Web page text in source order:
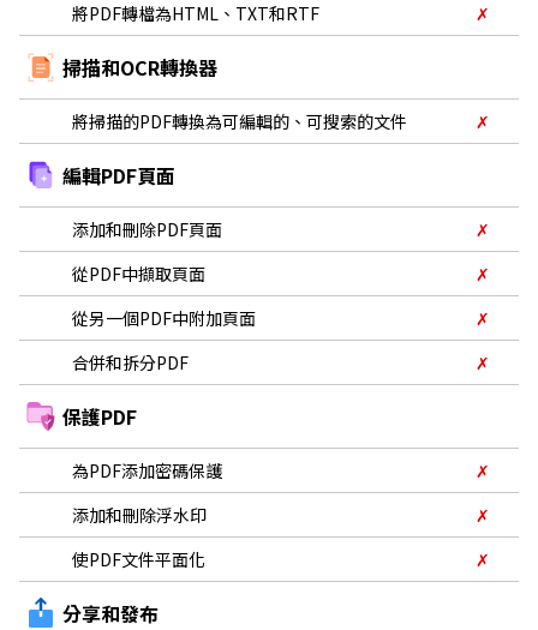
將PDF轉檔為HTML、TXT和RTF ✗
掃描和OCR轉換器
將掃描的PDF轉換為可編輯的、可搜索的文件 ✗
編輯PDF頁面
添加和刪除PDF頁面
✗
從PDF中擷取頁面
✗
從另一個PDF中附加頁面
✗
合併和拆分PDF
✗
保護PDF
為PDF添加密碼保護
✗
添加和刪除浮水印
✗
使PDF文件平面化
✗
分享和發布